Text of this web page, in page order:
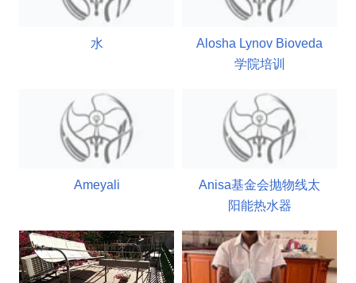
水
Alosha Lynov Bioveda
学院培训
Ameyali
Anisa基金会抛物线太
阳能热水器